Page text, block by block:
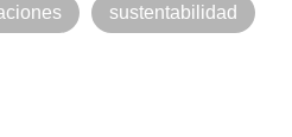
sustentabilidad